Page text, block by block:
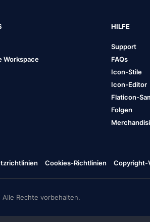
Workspace
HILFE
Support
FAQs
Icon-Stile
Icon-Editor
Flaticon-
Folgen
Cookies-Richtlinien Copyright-
Rechte vorbehalten.